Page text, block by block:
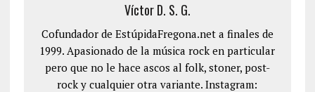
Víctor D. S. G.
Cofundador de EstúpidaFregona.net a finales de
1999. Apasionado de la música rock en particular
pero que no le hace ascos al folk, stoner, post-
rock y cualquier otra variante. Instagram: